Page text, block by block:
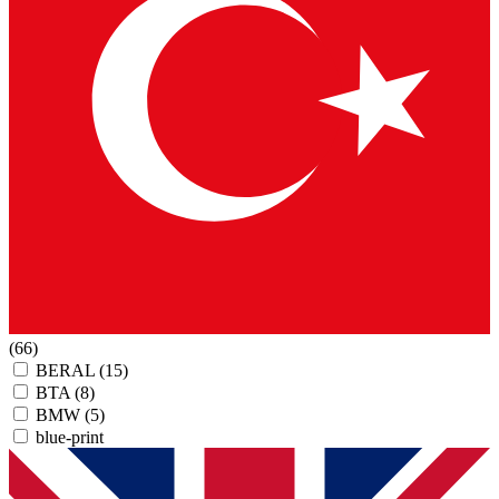
(66)
BERAL (15)
BTA (8)
BMW (5)
blue-print